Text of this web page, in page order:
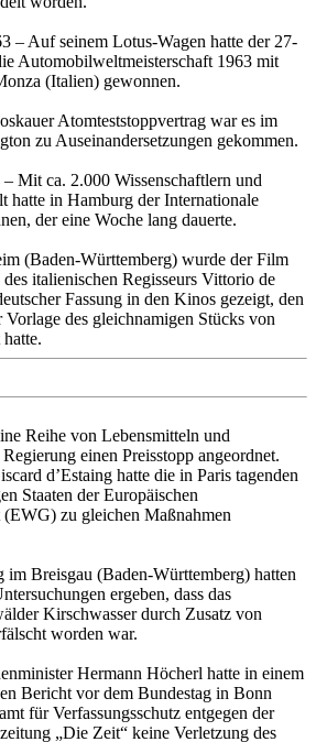
– Auf seinem Lotus-Wagen hatte der 27-
Automobilweltmeisterschaft 1963 mit
(Italien) gewonnen.
Atomteststoppvertrag war es im
zu Auseinandersetzungen gekommen.
Mit ca. 2.000 Wissenschaftlern und
hatte in Hamburg der Internationale
der eine Woche lang dauerte.
(Baden-Württemberg) wurde der Film
italienischen Regisseurs Vittorio de
Fassung in den Kinos gezeigt, den
Vorlage des gleichnamigen Stücks von
Reihe von Lebensmitteln und
einen Preisstopp angeordnet.
d’Estaing hatte die in Paris tagenden
Staaten der Europäischen
zu gleichen Maßnahmen
Breisgau (Baden-Württemberg) hatten
ergeben, dass das
Kirschwasser durch Zusatz von
worden war.
Hermann Höcherl hatte in einem
Bericht vor dem Bundestag in Bonn
für Verfassungsschutz entgegen der
„Die Zeit“ keine Verletzung des